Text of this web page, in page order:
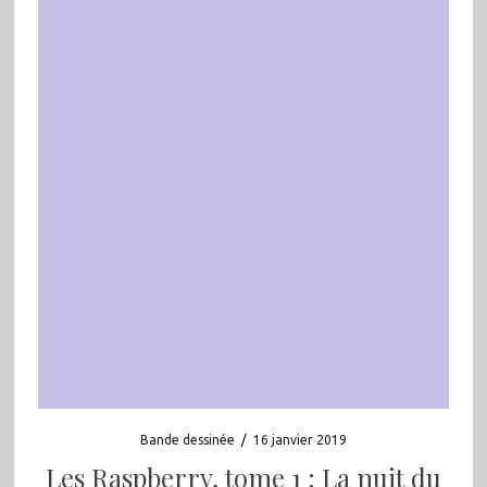
Bande dessinée / 16 janvier 2019
Les Raspberry, tome 1 : La nuit du